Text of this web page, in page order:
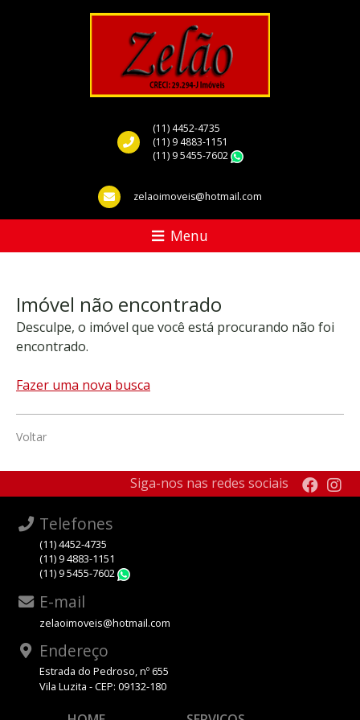
(11) 4452-4735
(11) 9 4883-1151
(11) 9 5455-7602
zelaoimoveis@hotmail.com
Menu
Imóvel não encontrado
Desculpe, o imóvel que você está procurando não foi
encontrado.
Fazer uma nova busca
Voltar
Siga-nos nas redes sociais
Telefones
(11) 4452-4735
(11) 9 4883-1151
(11) 9 5455-7602
E-mail
zelaoimoveis@hotmail.com
Endereço
Estrada do Pedroso, nº 655
Vila Luzita - CEP: 09132-180